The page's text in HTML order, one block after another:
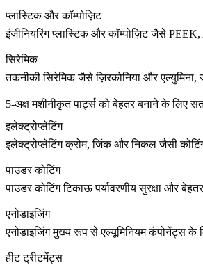
प्लास्टिक और कॉम्पोज़िट
इंजीनियरिंग प्लास्टिक और कॉम्पोज़िट जैसे PEEK,
सिरेमिक
तकनीकी सिरेमिक जैसेज़िरकोनिया और एल्युमिना,
5-अक्ष मशीनीकृत पार्ट्स को बेहतर बनाने के लिए
इलेक्ट्रोप्लेटिंग
इलेक्ट्रोप्लेटिंगक्रोम, जिंक और निकल जैसी
पाउडर कोटिंग
पाउडर कोटिंगटिकाऊ पर्यावरणीय सुरक्षा और
एनोडाइजिंग
एनोडाइजिंगमुख्य रूप से एल्यूमिनियम कंपोनेंट्स के
हीट ट्रीटमेंट्स